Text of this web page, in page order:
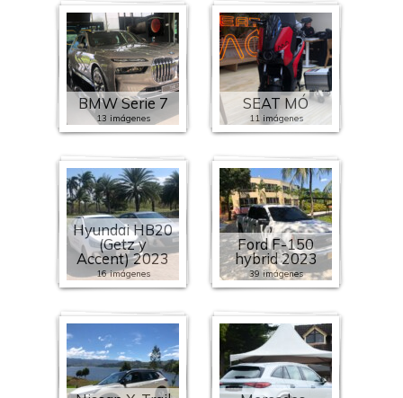
BMW Serie 7
13 imágenes
SEAT MÓ
11 imágenes
Hyundai HB20
(Getz y
Accent) 2023
16 imágenes
Ford F-150
hybrid 2023
39 imágenes